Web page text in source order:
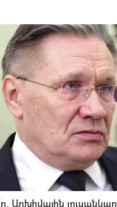
Արխիվային լուսանկար